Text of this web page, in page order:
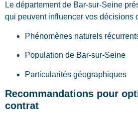
Le département de Bar-sur-Seine
qui peuvent influencer vos décisions
Phénomènes naturels
Population de Bar-sur-Seine
Particularités géographiques
Recommandations pour
contrat